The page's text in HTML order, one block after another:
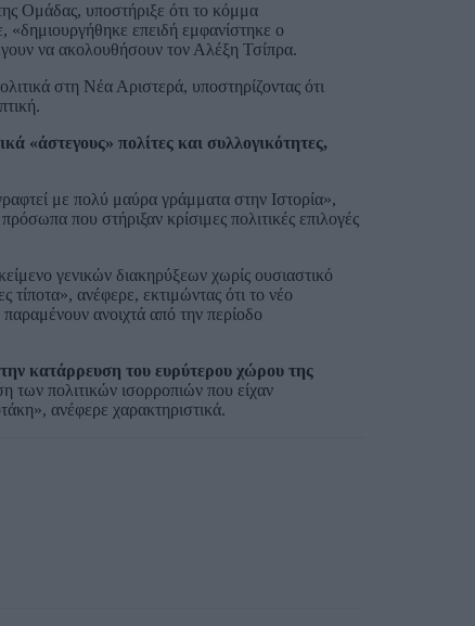
Ομάδας, υποστήριξε ότι το κόμμα
«δημιουργήθηκε επειδή εμφανίστηκε ο
να ακολουθήσουν τον Αλέξη Τσίπρα.
στη Νέα Αριστερά, υποστηρίζοντας ότι
«άστεγους» πολίτες και συλλογικότητες,
με πολύ μαύρα γράμματα στην Ιστορία»,
που στήριξαν κρίσιμες πολιτικές επιλογές
γενικών διακηρύξεων χωρίς ουσιαστικό
ανέφερε, εκτιμώντας ότι το νέο
ανοιχτά από την περίοδο
κατάρρευση του ευρύτερου χώρου της
των πολιτικών ισορροπιών που είχαν
ανέφερε χαρακτηριστικά.